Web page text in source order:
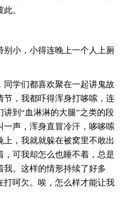
。
别小，小得连晚上一个人上厕
同学们都喜欢聚在一起讲鬼故
节，我都吓得浑身打哆嗦，连
到“血淋淋的大腿”之类的段
一声，浑身直冒冷汗，哆哆嗦
，我就就躲在被窝里不敢出
，可我却怎么也睡不着，总是
我。这样的情形持续了好多
打呵欠。唉，怎么样才能让我